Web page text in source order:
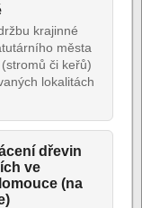
krajinné
města
či keřů)
lokalitách
dřevin
ve
(na